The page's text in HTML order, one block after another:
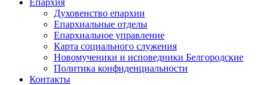
Епархия
Духовенство епархии
Епархиальные отделы
Епархиальное управление
Карта социального служения
Новомученики и исповедники Белгородские
Политика конфиденциальности
Контакты